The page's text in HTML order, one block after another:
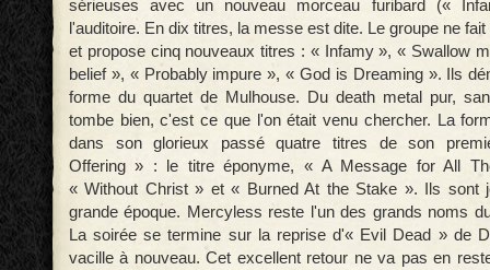
sérieuses avec un nouveau morceau furibard («
l'auditoire. En dix titres, la messe est dite. Le groupe ne
et propose cinq nouveaux titres : « Infamy », « Swallow
belief », « Probably impure », « God is Dreaming ». Ils
forme du quartet de Mulhouse. Du death metal pur,
tombe bien, c'est ce que l'on était venu chercher. La
dans son glorieux passé quatre titres de son
Offering » : le titre éponyme, « A Message for All
« Without Christ » et « Burned At the Stake ». Ils sont
grande époque. Mercyless reste l'un des grands noms
La soirée se termine sur la reprise d'« Evil Dead » de
vacille à nouveau. Cet excellent retour ne va pas en